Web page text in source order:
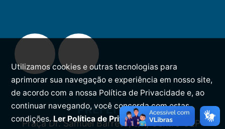
PREFEITURA
Praça Dr. Samuel Barreto, s/n, Centro CEP:
Utilizamos cookies e outras tecnologias para
aprimorar sua navegação e experiência em nosso site,
de acordo com a nossa Política de Privacidade e, ao
continuar navegando, você concorda com estas
condições.Ler Política de Privacidade.